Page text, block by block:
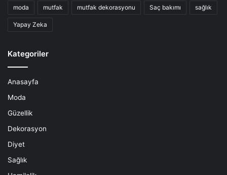
moda mutfak mutfak dekorasyonu Saç bakımı sağlık
Yapay Zeka
Kategoriler
Anasayfa
Moda
Güzellik
Dekorasyon
Diyet
Sağlık